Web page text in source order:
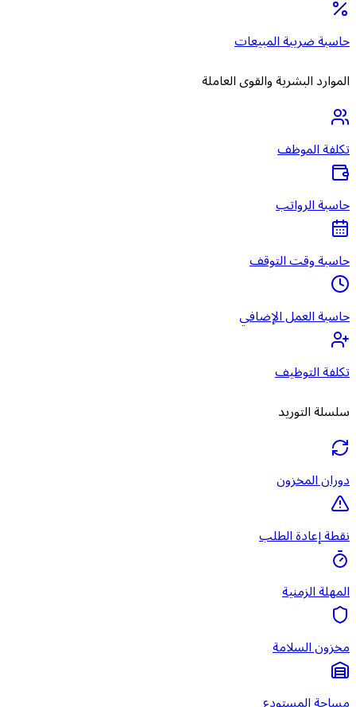
حاسبة ضريبة المبيعات
الموارد البشرية والقوى العاملة
تكلفة الموظف
حاسبة الرواتب
حاسبة وقت التوقف
حاسبة العمل الإضافي
تكلفة التوظيف
سلسلة التوريد
دوران المخزون
نقطة إعادة الطلب
المهلة الزمنية
مخزون السلامة